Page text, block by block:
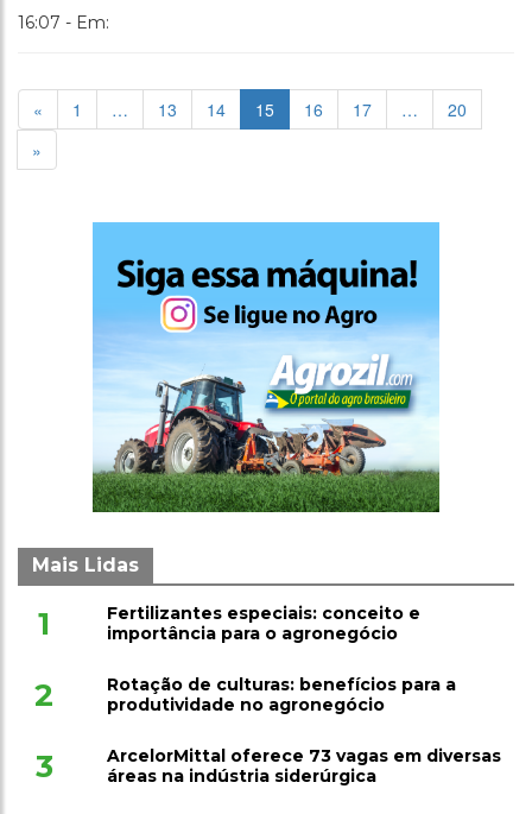
16:07 - Em:
« 1 … 13 14 15 16 17 …
20
»
Mais Lidas
1
Fertilizantes especiais: conceito e
importância para o agronegócio
2
Rotação de culturas: benefícios para a
produtividade no agronegócio
3
ArcelorMittal oferece 73 vagas em diversas
áreas na indústria siderúrgica